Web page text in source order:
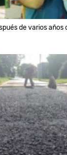
de varios años